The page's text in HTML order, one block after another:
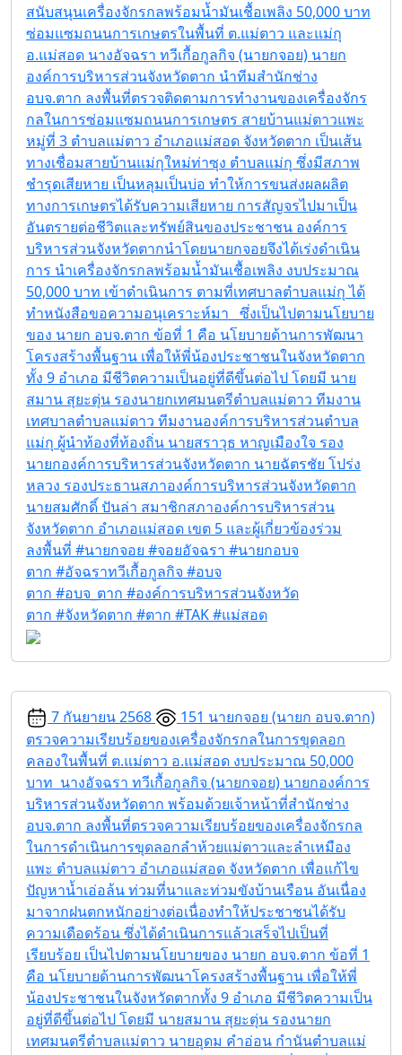
สนับสนุนเครื่องจักรกลพร้อมน้ำมันเชื้อเพลิง 50,000 บาท
ซ่อมแซมถนนการเกษตรในพื้นที่ ต.แม่ตาว และแม่กุ
อ.แม่สอด นางอัจฉรา ทวีเกื้อกูลกิจ (นายกจอย) นายก
องค์การบริหารส่วนจังหวัดตาก นำทีมสำนักช่าง
อบจ.ตาก ลงพื้นที่ตรวจติดตามการทำงานของเครื่องจักร
กลในการซ่อมแซมถนนการเกษตร สายบ้านแม่ตาวแพะ
หมู่ที่ 3 ตำบลแม่ตาว อำเภอแม่สอด จังหวัดตาก เป็นเส้น
ทางเชื่อมสายบ้านแม่กุใหม่ท่าซุง ตำบลแม่กุ ซึ่งมีสภาพ
ชำรุดเสียหาย เป็นหลุมเป็นบ่อ ทำให้การขนส่งผลผลิต
ทางการเกษตรได้รับความเสียหาย การสัญจรไปมาเป็น
อันตรายต่อชีวิตและทรัพย์สินของประชาชน องค์การ
บริหารส่วนจังหวัดตากนำโดยนายกจอยจึงได้เร่งดำเนิน
การ นำเครื่องจักรกลพร้อมน้ำมันเชื้อเพลิง งบประมาณ
50,000 บาท เข้าดำเนินการ ตามที่เทศบาลตำบลแม่กุ ได้
ทำหนังสือขอความอนุเคราะห์มา ซึ่งเป็นไปตามนโยบาย
ของ นายก อบจ.ตาก ข้อที่ 1 คือ นโยบายด้านการพัฒนา
โครงสร้างพื้นฐาน เพื่อให้พี่น้องประชาชนในจังหวัดตาก
ทั้ง 9 อำเภอ มีชีวิตความเป็นอยู่ที่ดีขึ้นต่อไป โดยมี นาย
สมาน สุยะตุ่น รองนายกเทศมนตรีตำบลแม่ตาว ทีมงาน
เทศบาลตำบลแม่ตาว ทีมงานองค์การบริหารส่วนตำบล
แม่กุ ผู้นำท้องที่ท้องถิ่น นายสราวุธ หาญเมืองใจ รอง
นายกองค์การบริหารส่วนจังหวัดตาก นายฉัตรชัย โปร่ง
หลวง รองประธานสภาองค์การบริหารส่วนจังหวัดตาก
นายสมศักดิ์ ปันล่า สมาชิกสภาองค์การบริหารส่วน
จังหวัดตาก อำเภอแม่สอด เขต 5 และผู้เกี่ยวข้องร่วม
ลงพื้นที่ #นายกจอย #จอยอัจฉรา #นายกอบจ
ตาก #อัจฉราทวีเกื้อกูลกิจ #อบจ
ตาก #อบจ_ตาก #องค์การบริหารส่วนจังหวัด
ตาก #จังหวัดตาก #ตาก #TAK #แม่สอด
7 กันยายน 2568 151 นายกจอย (นายก อบจ.ตาก)
ตรวจความเรียบร้อยของเครื่องจักรกลในการขุดลอก
คลองในพื้นที่ ต.แม่ตาว อ.แม่สอด งบประมาณ 50,000
บาท นางอัจฉรา ทวีเกื้อกูลกิจ (นายกจอย) นายกองค์การ
บริหารส่วนจังหวัดตาก พร้อมด้วยเจ้าหน้าที่สำนักช่าง
อบจ.ตาก ลงพื้นที่ตรวจความเรียบร้อยของเครื่องจักรกล
ในการดำเนินการขุดลอกลำห้วยแม่ตาวและลำเหมือง
แพะ ตำบลแม่ตาว อำเภอแม่สอด จังหวัดตาก เพื่อแก้ไข
ปัญหาน้ำเอ่อล้น ท่วมที่นาและท่วมขังบ้านเรือน อันเนื่อง
มาจากฝนตกหนักอย่างต่อเนื่องทำให้ประชาชนได้รับ
ความเดือดร้อน ซึ่งได้ดำเนินการแล้วเสร็จไปเป็นที่
เรียบร้อย เป็นไปตามนโยบายของ นายก อบจ.ตาก ข้อที่ 1
คือ นโยบายด้านการพัฒนาโครงสร้างพื้นฐาน เพื่อให้พี่
น้องประชาชนในจังหวัดตากทั้ง 9 อำเภอ มีชีวิตความเป็น
อยู่ที่ดีขึ้นต่อไป โดยมี นายสมาน สุยะตุ่น รองนายก
เทศมนตรีตำบลแม่ตาว นายอุดม คำอ่อน กำนันตำบลแม่